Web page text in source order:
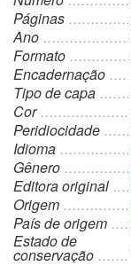
Páginas
Ano
Formato
Encadernação
Tipo de capa
Cor
Peridiocidade
Idioma
Gênero
Editora original
Origem
País de origem
Estado de
conservação